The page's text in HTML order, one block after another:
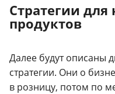
Стратегии
продуктов
Далее будут описаны
стратегии. Они о
в розницу, потом по